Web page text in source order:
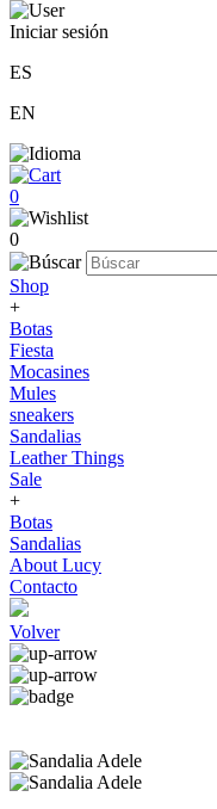
Iniciar sesión
ES
EN
0
0
Shop
+
Botas
Fiesta
Mocasines
Mules
sneakers
Sandalias
Leather Things
Sale
+
Botas
Sandalias
About Lucy
Contacto
Volver